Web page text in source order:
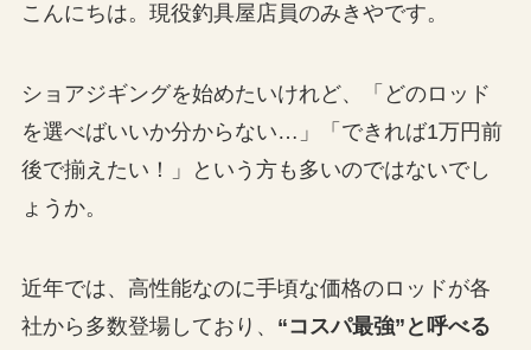
こんにちは。現役釣具屋店員のみきやです。
ショアジギングを始めたいけれど、「どのロッド
を選べばいいか分からない…」「できれば1万円前
後で揃えたい！」という方も多いのではないでし
ょうか。
近年では、高性能なのに手頃な価格のロッドが各
社から多数登場しており、 “コスパ最強”と呼べる